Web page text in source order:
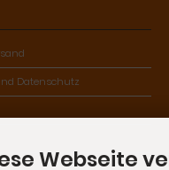
Datenschutz
Webseite